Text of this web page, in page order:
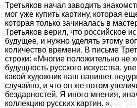
Третьяков начал заводить
мог уже купить картину, которая
которая только зачиналась в
Третьяков верил, что российское
будущее, и нужно уделять этому
количество времени. В письме
строки: «Многие положительно не
будущность русского искусства,
какой художник наш напишет
случайно, и что он же потом
бездарностей. Я иного мнения,
коллекцию русских картин. ».